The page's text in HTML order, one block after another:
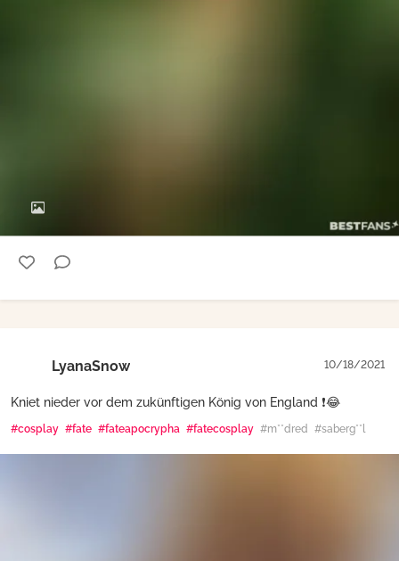
LyanaSnow 10/18/2021
Kniet nieder vor dem zukünftigen König von England ❗😂
#cosplay #fate #fateapocrypha #fatecosplay #m**dred #saberg**l